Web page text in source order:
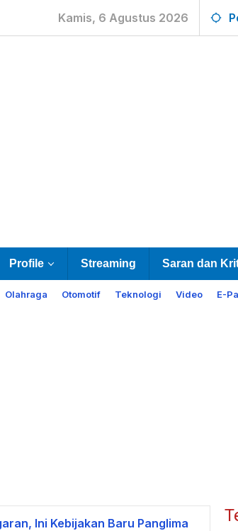
Kamis, 6 Agustus 2026
Profile Streaming Saran dan
Olahraga Otomotif Teknologi Video E-
Ini Kebijakan Baru Panglima